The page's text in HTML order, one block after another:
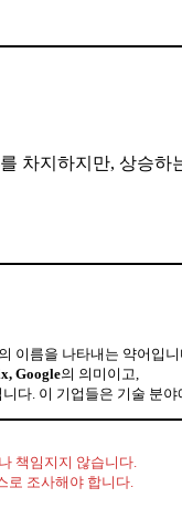
차지하지만, 상승
이름을 나타내는 약어입니
Google의 의미이고,
니다. 이 기업들은 기술 분
책임지지 않습니다.
로 조사해야 합니다.